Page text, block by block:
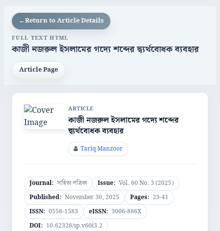
←Return to Article Details
FULL TEXT HTML
কাজী নজরুল ইসলামের গদ্যে শব্দের দ্ব্যর্থবোধক ব্যবহার
Article Page
ARTICLE
কাজী নজরুল ইসলামের গদ্যে শব্দের
দ্ব্যর্থবোধক ব্যবহার
Tariq Manzoor
Journal: সাহিত্য পত্রিকা Issue: Vol. 60 No. 3 (2025)
Published: November 30, 2025 Pages: 23-41
ISSN: 0558-1583 eISSN: 3006-886X
DOI: 10.62328/sp.v60i3.2